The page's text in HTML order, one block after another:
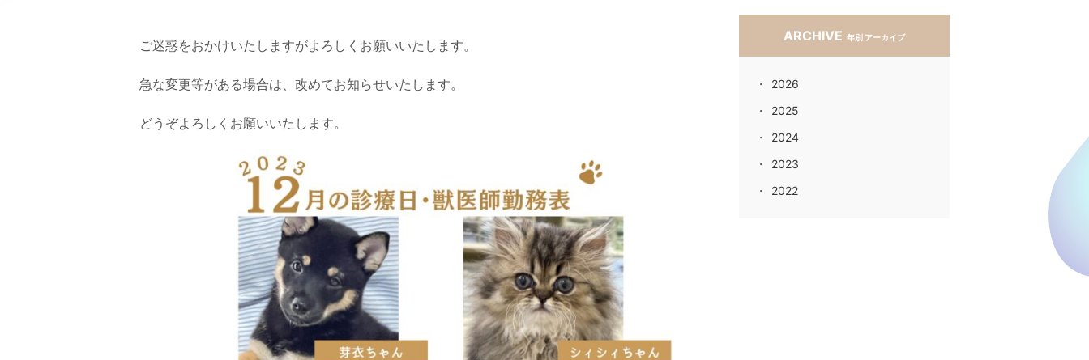
ご迷惑をおかけいたしますがよろしくお願いいたします。
急な変更等がある場合は、改めてお知らせいたします。
どうぞよろしくお願いいたします。
ARCHIVE 年別 アーカイブ
2026
2025
2024
2023
2022